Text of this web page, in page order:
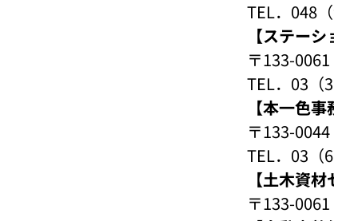
TEL．048（
【ステーショ
〒133-0061
TEL．03（
【本一色事務
〒133-0044
TEL．03（
【土木資材セ
〒133-0061